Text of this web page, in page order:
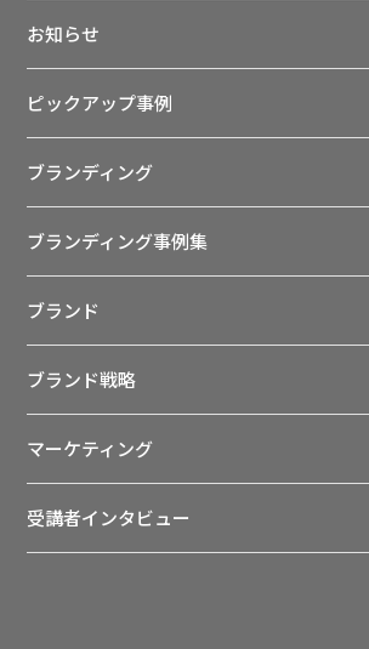
お知らせ
ピックアップ事例
ブランディング
ブランディング事例集
ブランド
ブランド戦略
マーケティング
受講者インタビュー